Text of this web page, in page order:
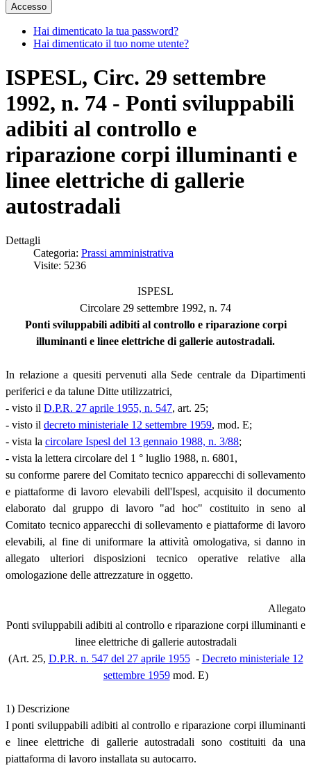
Accesso
Hai dimenticato la tua password?
Hai dimenticato il tuo nome utente?
ISPESL, Circ. 29 settembre
1992, n. 74 - Ponti sviluppabili
adibiti al controllo e
riparazione corpi illuminanti e
linee elettriche di gallerie
autostradali
Dettagli
Categoria: Prassi amministrativa
Visite: 5236
ISPESL
Circolare 29 settembre 1992, n. 74
Ponti sviluppabili adibiti al controllo e riparazione corpi
illuminanti e linee elettriche di gallerie autostradali.
In relazione a quesiti pervenuti alla Sede centrale da Dipartimenti
periferici e da talune Ditte utilizzatrici,
- visto il D.P.R. 27 aprile 1955, n. 547, art. 25;
- visto il decreto ministeriale 12 settembre 1959, mod. E;
- vista la circolare Ispesl del 13 gennaio 1988, n. 3/88;
- vista la lettera circolare del 1 ° luglio 1988, n. 6801,
su conforme parere del Comitato tecnico apparecchi di sollevamento
e piattaforme di lavoro elevabili dell'Ispesl, acquisito il documento
elaborato dal gruppo di lavoro "ad hoc" costituito in seno al
Comitato tecnico apparecchi di sollevamento e piattaforme di lavoro
elevabili, al fine di uniformare la attività omologativa, si danno in
allegato ulteriori disposizioni tecnico operative relative alla
omologazione delle attrezzature in oggetto.
Allegato
Ponti sviluppabili adibiti al controllo e riparazione corpi illuminanti e
linee elettriche di gallerie autostradali
(Art. 25, D.P.R. n. 547 del 27 aprile 1955- Decreto ministeriale 12
settembre 1959mod. E)
1) Descrizione
I ponti sviluppabili adibiti al controllo e riparazione corpi illuminanti
e linee elettriche di gallerie autostradali sono costituiti da una
piattaforma di lavoro installata su autocarro.